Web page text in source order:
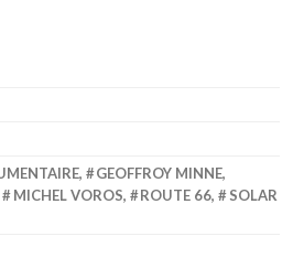
, GEOFFROY MINNE,
MICHEL VOROS, ROUTE 66,
SOLAR